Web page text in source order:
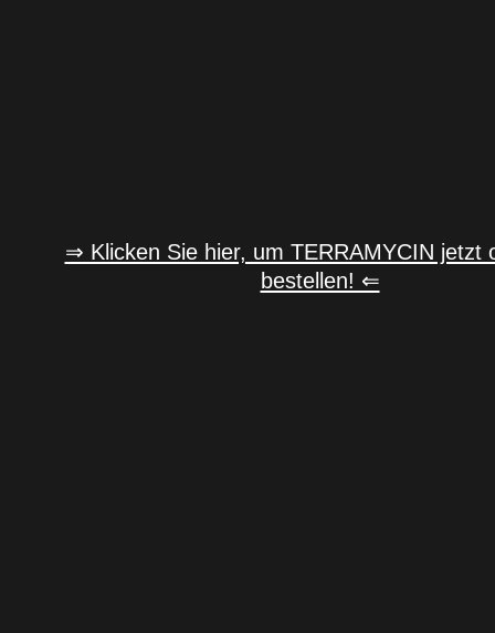
⇒ Klicken Sie hier, um TERRAMYCIN jetzt
bestellen! ⇐